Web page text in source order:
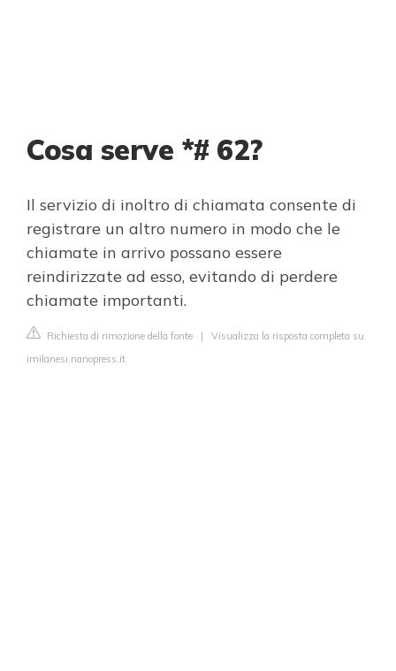
Cosa serve *# 62?
Il servizio di inoltro di chiamata consente di
registrare un altro numero in modo che le
chiamate in arrivo possano essere
reindirizzate ad esso, evitando di perdere
chiamate importanti.
Richiesta di rimozione della fonte | Visualizza la risposta completa su
imilanesi.nanopress.it